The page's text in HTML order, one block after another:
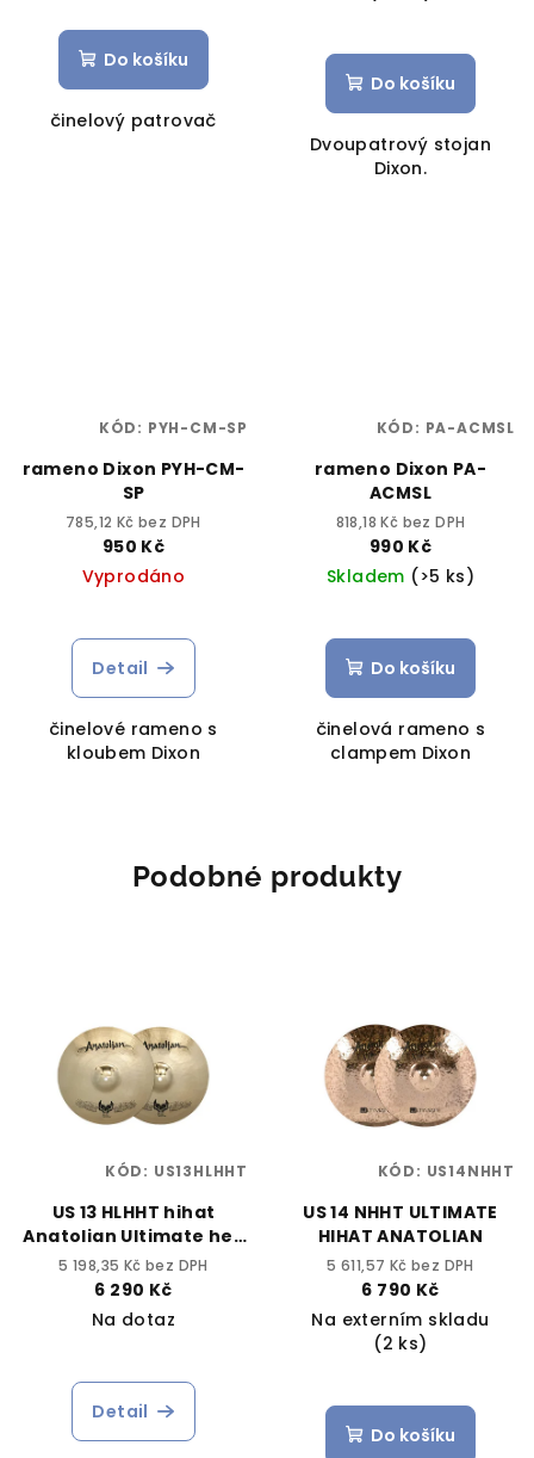
Do košíku
činelový patrovač
Do košíku
Dvoupatrový stojan
Dixon.
rameno Dixon PYH-CM-
SP
785,12 Kč bez DPH
950 Kč
Vyprodáno
Detail
činelové rameno s
kloubem Dixon
KÓD: PYH-CM-SP
rameno Dixon PA-
ACMSL
818,18 Kč bez DPH
990 Kč
Skladem (>5 ks)
Do košíku
činelová rameno s
clampem Dixon
KÓD: PA-ACMSL
Podobné produkty
US 13 HLHHT hihat
Anatolian Ultimate hell
13"
5 198,35 Kč bez DPH
6 290 Kč
Na dotaz
Detail
KÓD: US13HLHHT
US 14 NHHT ULTIMATE
HIHAT ANATOLIAN
5 611,57 Kč bez DPH
6 790 Kč
Na externím skladu
(2 ks)
Do košíku
KÓD: US14NHHT